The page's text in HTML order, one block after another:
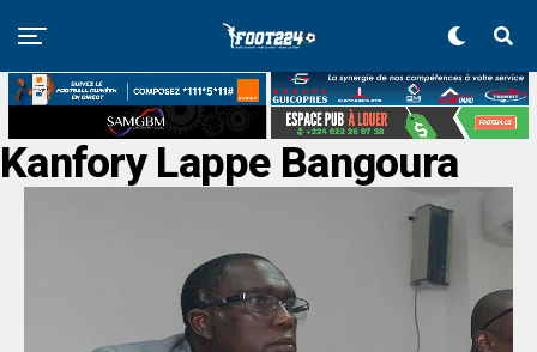
Kanfory Lappe Bangoura